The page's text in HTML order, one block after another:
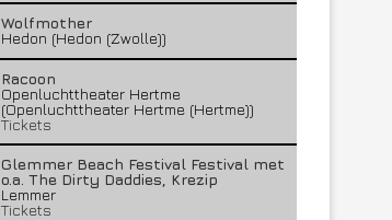
Wolfmother
Hedon (Hedon (Zwolle))
Racoon
Openluchttheater Hertme
(Openluchttheater Hertme (Hertme))
Tickets
Glemmer Beach Festival Festival met
o.a. The Dirty Daddies, Krezip
Lemmer
Tickets